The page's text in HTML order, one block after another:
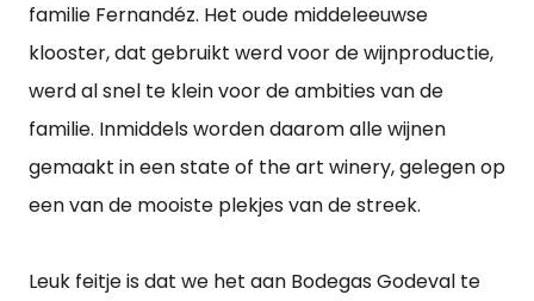
familie Fernandéz. Het oude middeleeuwse
klooster, dat gebruikt werd voor de wijnproductie,
werd al snel te klein voor de ambities van de
familie. Inmiddels worden daarom alle wijnen
gemaakt in een state of the art winery, gelegen op
een van de mooiste plekjes van de streek.
Leuk feitje is dat we het aan Bodegas Godeval te